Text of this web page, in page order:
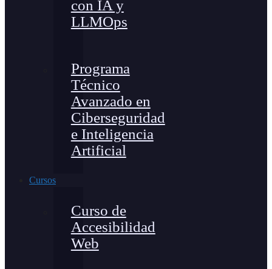
con IA y
LLMOps
Programa
Técnico
Avanzado en
Ciberseguridad
e Inteligencia
Artificial
Cursos
Curso de
Accesibilidad
Web